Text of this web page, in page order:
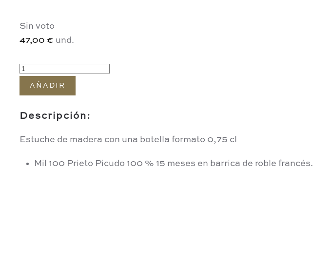
Sin voto
47,00 € und.
AÑADIR
Descripción:
Estuche de madera con una botella formato 0,75 cl
Mil 100 Prieto Picudo 100 % 15 meses en barrica de roble francés.